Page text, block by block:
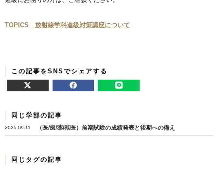
TOPICS 放射線学科進級対策講座について
この記事をSNSでシェアする
同じ学部の記事
2025.09.11 （医/歯/薬/獣医）前期試験の成績発表と後期への備え
同じタグの記事